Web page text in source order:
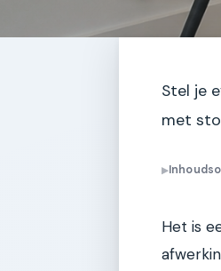
Stel je
met
▶
Het is